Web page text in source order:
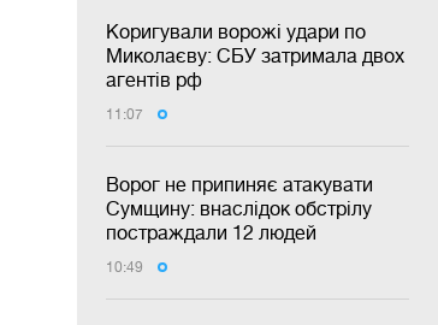
Коригували ворожі удари по
Миколаєву: СБУ затримала двох
агентів рф
11:07
Ворог не припиняє атакувати
Сумщину: внаслідок обстрілу
постраждали 12 людей
10:49